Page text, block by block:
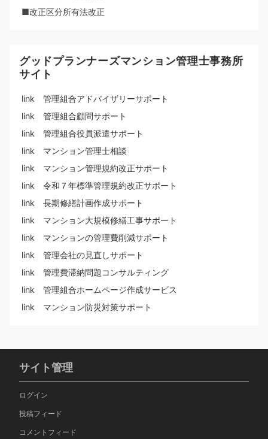
■改正区分所有法改正
グッドプランナーズマンション管理士事務所
サイト
link 管理組合アドバイザリーサポート
link 管理組合顧問サポート
link 管理組合役員派遣サポート
link マンション管理士相談
link マンション管理規約改正サポート
link 令和７年標準管理規約改正サポート
link 長期修繕計画作成サポート
link マンション大規模修繕工事サポート
link マンションの管理費削減サポート
link 管理会社の見直しサポート
link 管理費滞納問題コンサルティング
link 管理組合ホームページ作成サービス
link マンション防災対策サポート
サイト管理
ログイン
投稿フィード
コメントフィード